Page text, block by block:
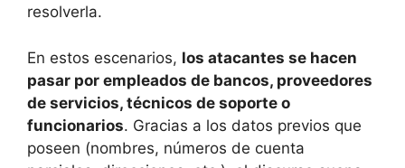
resolverla.
En estos escenarios, los atacantes se hacen
pasar por empleados de bancos, proveedores
de servicios, técnicos de soporte o
funcionarios. Gracias a los datos previos que
poseen (nombres, números de cuenta